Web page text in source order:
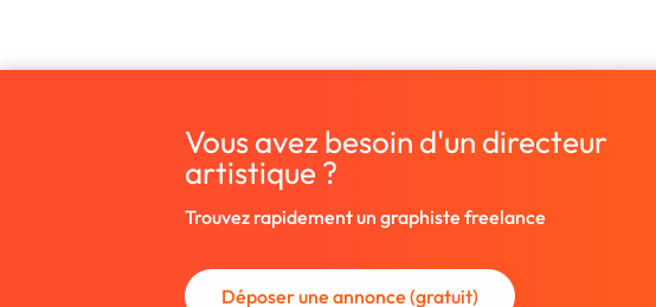
Vous avez besoin d'un directeur
artistique ?
Trouvez rapidement un graphiste freelance
Déposer une annonce (gratuit)